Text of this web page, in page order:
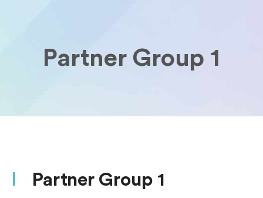
Partner Group 1
Partner Group 1